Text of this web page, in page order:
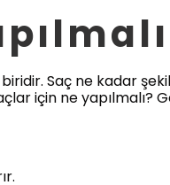
Saç ne kadar
için ne yapılmalı?